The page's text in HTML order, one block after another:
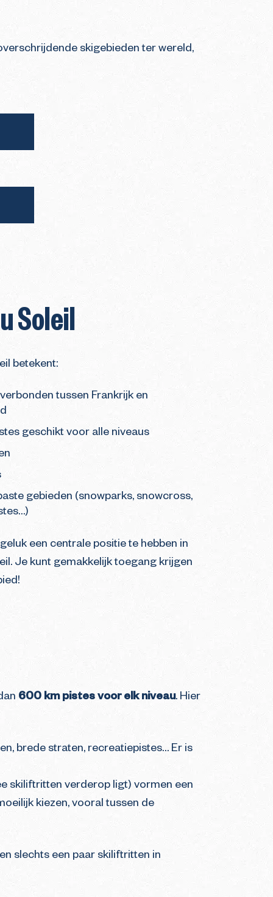
skigebieden ter wereld,
Soleil
betekent:
tussen Frankrijk en
geschikt voor alle niveaus
gebieden (snowparks, snowcross,
een centrale positie te hebben in
Je kunt gemakkelijk toegang krijgen
600 km pistes voor elk niveau. Hier
brede straten, recreatiepistes… Er is
skiliftritten verderop ligt) vormen een
kiezen, vooral tussen de
slechts een paar skiliftritten in